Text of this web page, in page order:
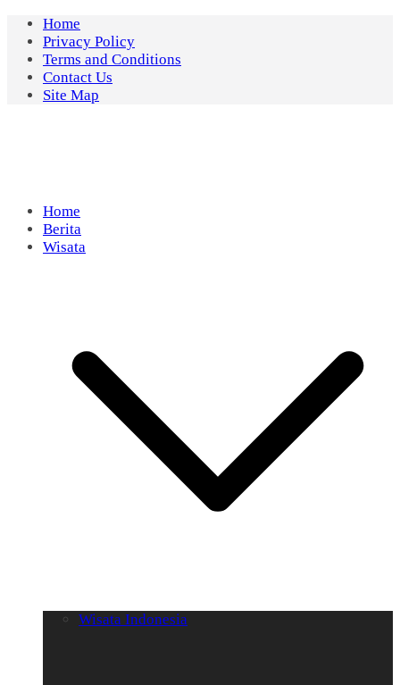
Skip
content
Home
Privacy Policy
Terms and Conditions
Contact Us
Site Map
Home
Berita
Wisata
Wisata Indonesia